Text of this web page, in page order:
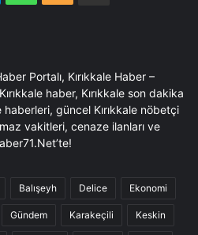
Portalı, Kırıkkale Haber –
haber, Kırıkkale son dakika
haberleri, güncel Kırıkkale nöbetçi
vakitleri, cenaze ilanları ve
Balışeyh Delice Ekonomi
Gündem Karakeçili Keskin